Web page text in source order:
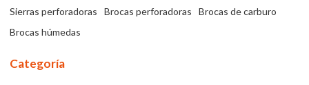
Sierras perforadoras
Brocas perforadoras
Brocas de carburo
Brocas húmedas
Categoría